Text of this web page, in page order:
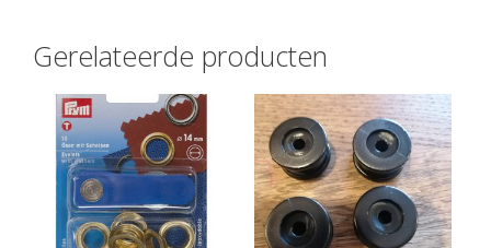
Gerelateerde producten